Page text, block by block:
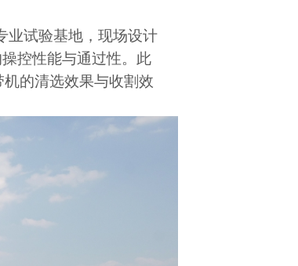
业试验基地，现场设计
控性能与通过性。此
机的清选效果与收割效